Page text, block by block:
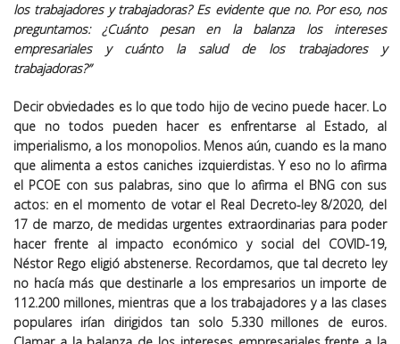
los trabajadores y trabajadoras? Es evidente que no. Por eso, nos
preguntamos: ¿Cuánto pesan en la balanza los intereses
empresariales y cuánto la salud de los trabajadores y
trabajadoras?”
Decir obviedades es lo que todo hijo de vecino puede hacer. Lo
que no todos pueden hacer es enfrentarse al Estado, al
imperialismo, a los monopolios. Menos aún, cuando es la mano
que alimenta a estos caniches izquierdistas. Y eso no lo afirma
el PCOE con sus palabras, sino que lo afirma el BNG con sus
actos: en el momento de votar el Real Decreto-ley 8/2020, del
17 de marzo, de medidas urgentes extraordinarias para poder
hacer frente al impacto económico y social del COVID-19,
Néstor Rego eligió abstenerse. Recordamos, que tal decreto ley
no hacía más que destinarle a los empresarios un importe de
112.200 millones, mientras que a los trabajadores y a las clases
populares irían dirigidos tan solo 5.330 millones de euros.